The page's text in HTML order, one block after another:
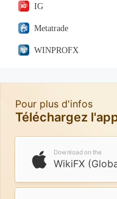
IG
Metatrade
WINPROFX
Pour plus d'infos
Téléchargez
Download on the
WikiFX